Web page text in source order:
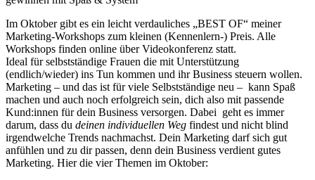
Im Oktober gibt es ein leicht verdauliches „BEST OF“ meiner
Marketing-Workshops zum kleinen (Kennenlern-) Preis. Alle
Workshops finden online über Videokonferenz statt.
Ideal für selbstständige Frauen die mit Unterstützung
(endlich/wieder) ins Tun kommen und ihr Business steuern wollen.
Marketing – und das ist für viele Selbstständige neu – kann Spaß
machen und auch noch erfolgreich sein, dich also mit passende
Kund:innen für dein Business versorgen. Dabei geht es immer
darum, dass du deinen individuellen Weg findest und nicht blind
irgendwelche Trends nachmachst. Dein Marketing darf sich gut
anfühlen und zu dir passen, denn dein Business verdient gutes
Marketing. Hier die vier Themen im Oktober: